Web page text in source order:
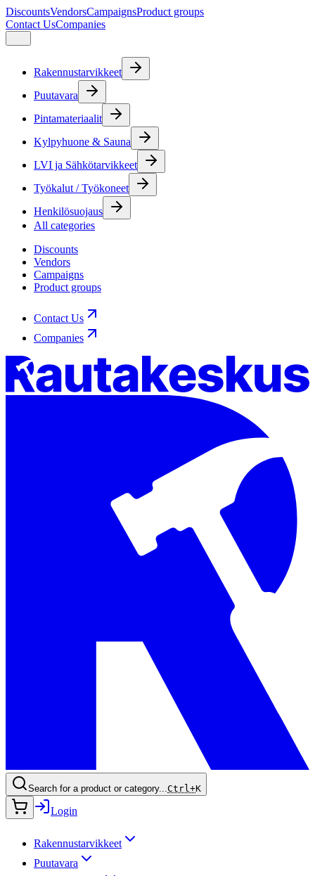
DiscountsVendorsCampaignsProduct groups
Contact UsCompanies
Rakennustarvikkeet
Puutavara
Pintamateriaalit
Kylpyhuone & Sauna
LVI ja Sähkötarvikkeet
Työkalut / Työkoneet
Henkilösuojaus
All categories
Discounts
Vendors
Campaigns
Product groups
Contact Us
Companies
Search for a product or category...Ctrl+K
Login
Rakennustarvikkeet
Puutavara